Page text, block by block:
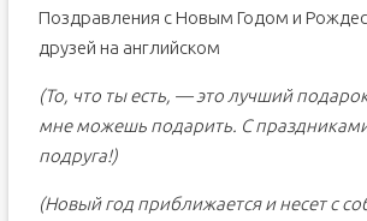
Поздравления с Новым Годом и
друзей на английском
(То, что ты есть, — это лучший
мне можешь подарить. С
подруга!)
(Новый год приближается и несет с